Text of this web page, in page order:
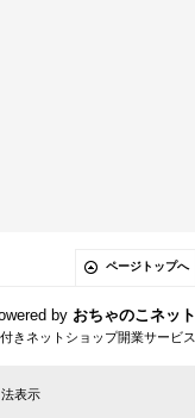
ページトップへ
by おちゃのこネット
きネットショップ開業サービス
表示